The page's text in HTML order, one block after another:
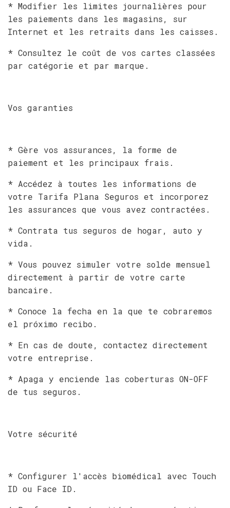
* Modifier les limites journalières pour
les paiements dans les magasins, sur
Internet et les retraits dans les caisses.
* Consultez le coût de vos cartes classées
par catégorie et par marque.
Vos garanties
* Gère vos assurances, la forme de
paiement et les principaux frais.
* Accédez à toutes les informations de
votre Tarifa Plana Seguros et incorporez
les assurances que vous avez contractées.
* Contrata tus seguros de hogar, auto y
vida.
* Vous pouvez simuler votre solde mensuel
directement à partir de votre carte
bancaire.
* Conoce la fecha en la que te cobraremos
el próximo recibo.
* En cas de doute, contactez directement
votre entreprise.
* Apaga y enciende las coberturas ON-OFF
de tus seguros.
Votre sécurité
* Configurer l'accès biomédical avec Touch
ID ou Face ID.